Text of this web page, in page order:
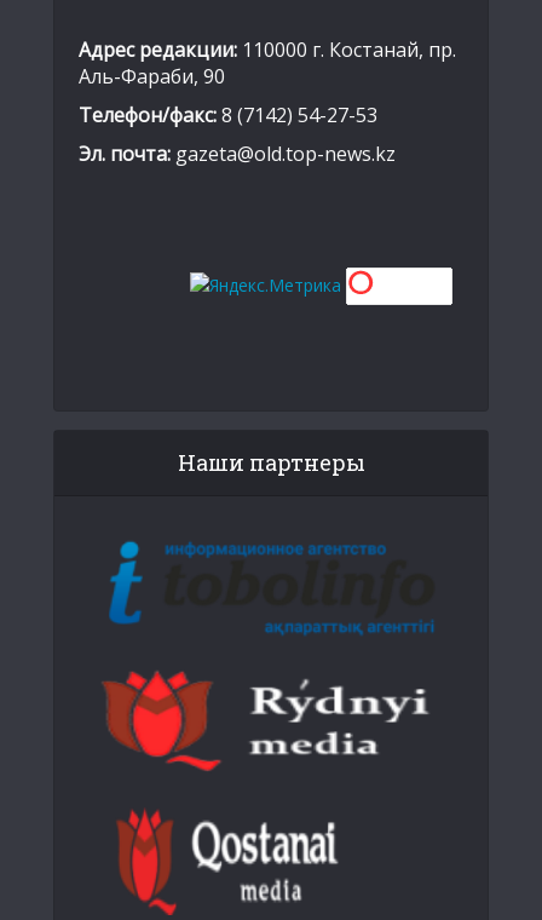
Адрес редакции: 110000 г. Костанай, пр.
Аль-Фараби, 90
Телефон/факс:8 (7142) 54-27-53
Эл. почта: gazeta@old.top-news.kz
Наши партнеры